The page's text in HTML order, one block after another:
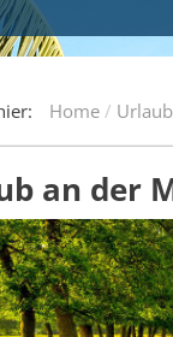
Home Urlaub
an der